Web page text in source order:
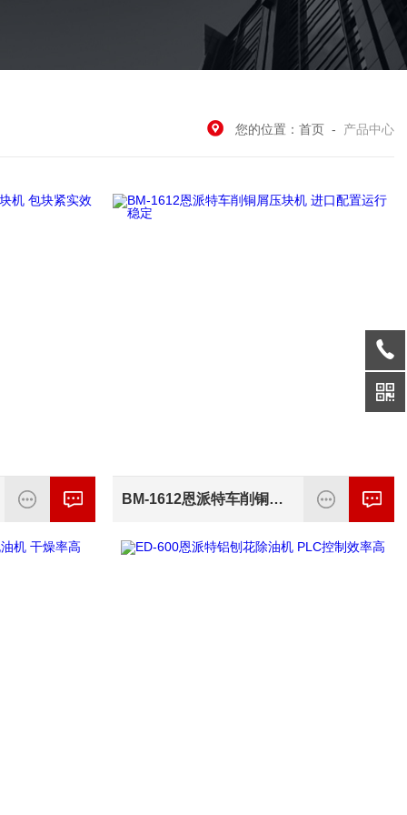
您的位置： 首页 - 产品中心
BM-1612恩派特车削铜屑压块机 进口配置运行稳定